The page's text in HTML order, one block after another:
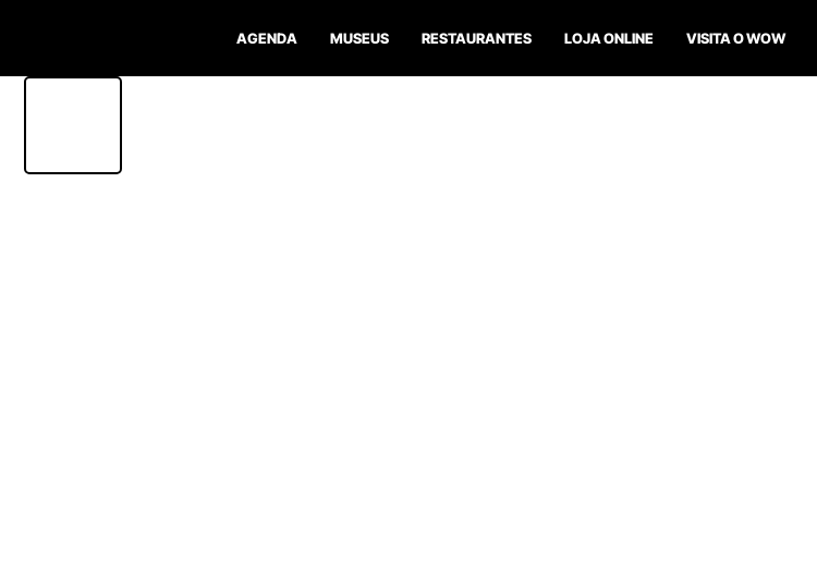
AGENDA MUSEUS RESTAURANTES LOJA ONLINE VISITA O WOW